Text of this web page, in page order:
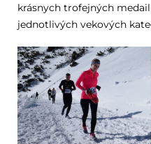
krásnych trofejných
jednotlivých vekových